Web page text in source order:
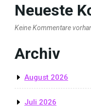
Neueste
Keine Kommentare
Archiv
August 2026
Juli 2026